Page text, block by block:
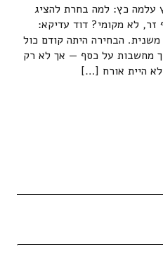
עלמה כץ: למה בחרת להציג
זר, לא מקומי? דוד עדיקא:
הבחירה היתה קודם כול
מחשבות על כסף — אך לא רק
היית אורח […]